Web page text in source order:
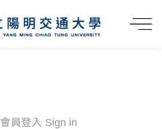
會員登入 Sign in